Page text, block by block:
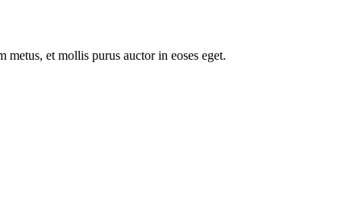
et mollis purus auctor in eoses eget.